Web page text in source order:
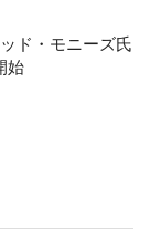
ッド・モニーズ氏
始